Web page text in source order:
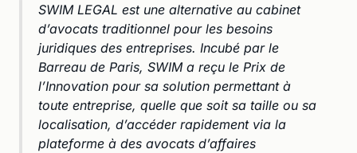
SWIM LEGAL est une alternative au cabinet
d’avocats traditionnel pour les besoins
juridiques des entreprises. Incubé par le
Barreau de Paris, SWIM a reçu le Prix de
l’Innovation pour sa solution permettant à
toute entreprise, quelle que soit sa taille ou sa
localisation, d’accéder rapidement via la
plateforme à des avocats d’affaires